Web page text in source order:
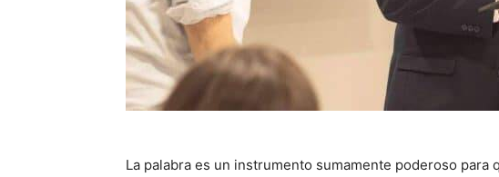
La palabra es un instrumento sumamente poderoso para